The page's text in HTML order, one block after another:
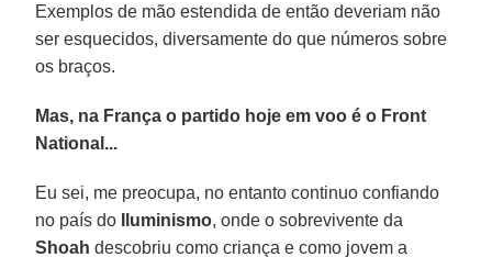
Exemplos de mão estendida de então deveriam não
ser esquecidos, diversamente do que números sobre
os braços.
Mas, na França o partido hoje em voo é o Front
National...
Eu sei, me preocupa, no entanto continuo confiando
no país do Iluminismo, onde o sobrevivente da
Shoah descobriu como criança e como jovem a